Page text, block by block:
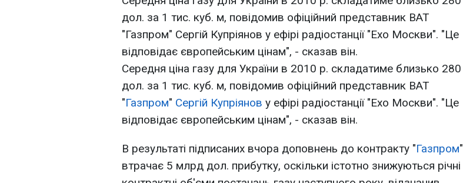
дол. за 1 тис. куб. м, повідомив офіційний представник ВАТ
"Газпром" Сергій Купріянов у ефірі радіостанції "Ехо Москви". "Це
відповідає європейським цінам", - сказав він.
Середня ціна газу для України в 2010 р. складатиме близько 280
дол. за 1 тис. куб. м, повідомив офіційний представник ВАТ
"Газпром" Сергій Купріянов у ефірі радіостанції "Ехо Москви". "Це
відповідає європейським цінам", - сказав він.
В результаті підписаних вчора доповнень до контракту "Газпром"
втрачає 5 млрд дол. прибутку, оскільки істотно знижуються річні